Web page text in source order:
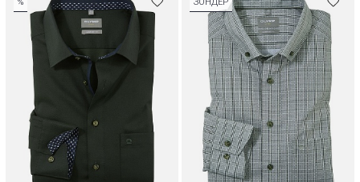
% ЗОНДЕР